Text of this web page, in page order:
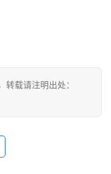
载请注明出处：